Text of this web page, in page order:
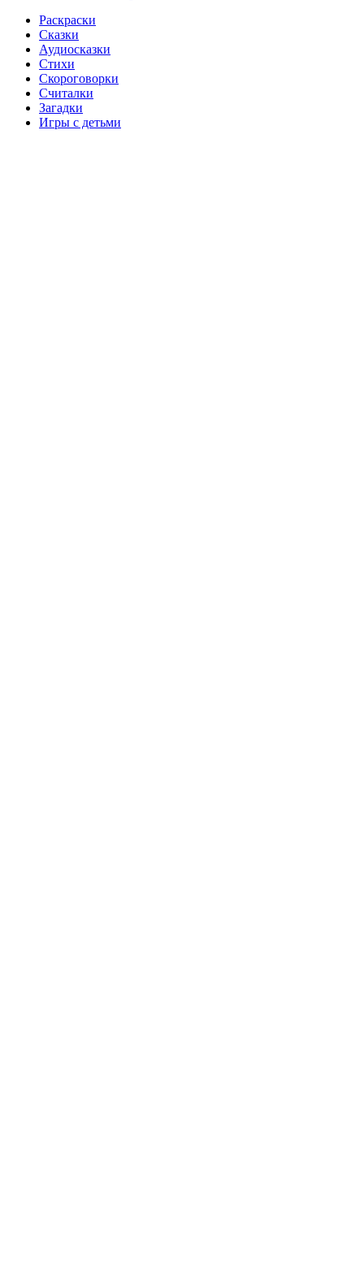
Раскраски
Сказки
Аудиосказки
Стихи
Скороговорки
Считалки
Загадки
Игры с детьми